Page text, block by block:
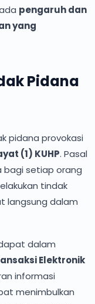
pengaruh dan
yang
Pidana
pidana provokasi
(1) KUHP. Pasal
setiap orang
tindak
langsung dalam
dalam
Elektronik
informasi
menimbulkan